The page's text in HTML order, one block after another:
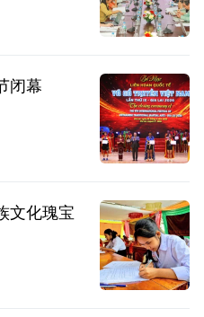
闭幕
文化瑰宝